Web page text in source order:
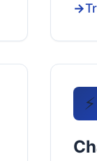
⚡